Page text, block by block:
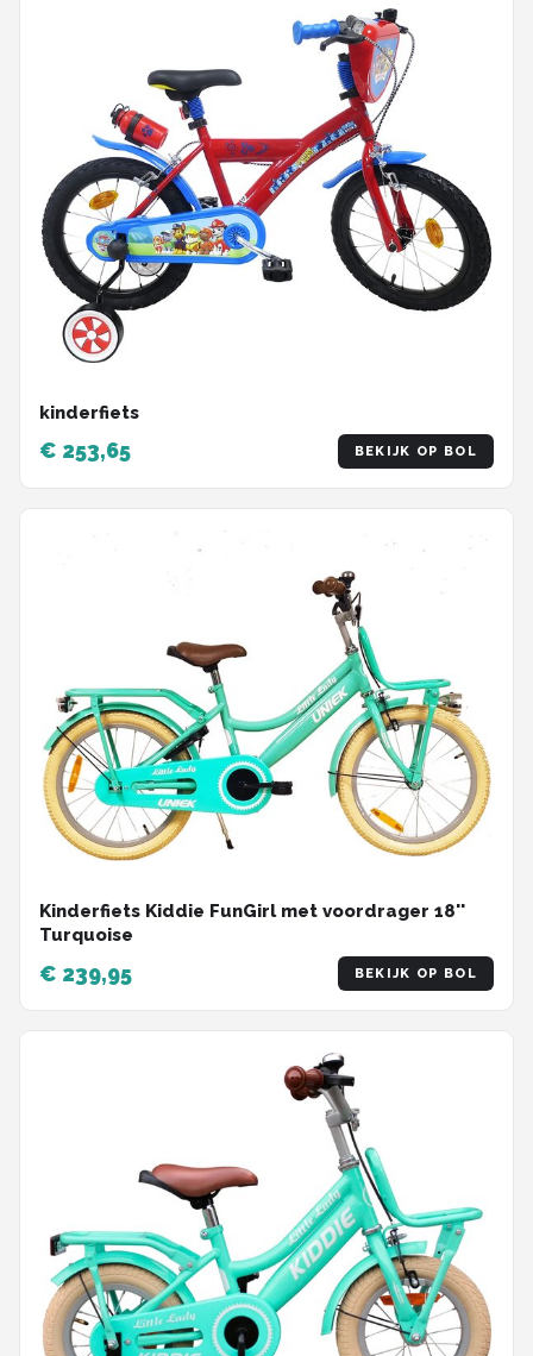
kinderfiets
€ 253,65 BEKIJK OP BOL
Kinderfiets Kiddie FunGirl met voordrager 18''
Turquoise
€ 239,95 BEKIJK OP BOL